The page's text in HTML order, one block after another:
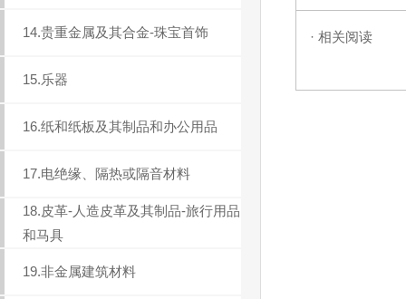
14.贵重金属及其合金-珠宝首饰
15.乐器
16.纸和纸板及其制品和办公用品
17.电绝缘、隔热或隔音材料
18.皮革-人造皮革及其制品-旅行用品
和马具
19.非金属建筑材料
· 相关阅读